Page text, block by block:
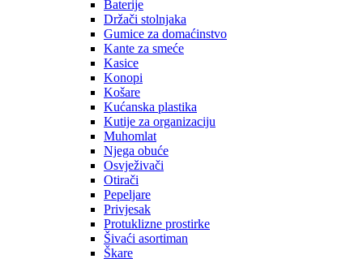
Baterije
Držači stolnjaka
Gumice za domaćinstvo
Kante za smeće
Kasice
Konopi
Košare
Kućanska plastika
Kutije za organizaciju
Muhomlat
Njega obuće
Osvježivači
Otirači
Pepeljare
Privjesak
Protuklizne prostirke
Šivaći asortiman
Škare